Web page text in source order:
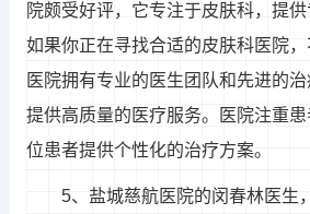
院颇受好评，它专注于皮肤科，提供
如果你正在寻找合适的皮肤科医院
医院拥有专业的医生团队和先进的
提供高质量的医疗服务。医院注重
位患者提供个性化的治疗方案。
5、盐城慈航医院的闵春林医生